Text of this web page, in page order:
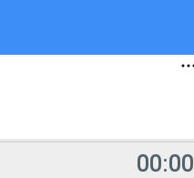
00:00